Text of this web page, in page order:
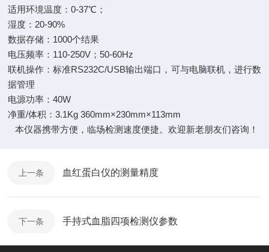
适用环境温度：0-37℃；
湿度：20-90%
数据存储：1000个结果
电压频率：110-250V；50-60Hz
联机操作：标准RS232C/USB输出端口，可与电脑联机，进行数
据管理
电源功率：40W
净重/体积：3.1Kg 360mm×230mm×113mm
本仪器携带方便，临场检测速度便捷。欢迎新老朋友们咨询！
上一条 血红蛋白仪的测量精度
下一条 手持式血脂四项检测仪参数